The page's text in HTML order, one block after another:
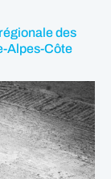
des
Alpes-Côte